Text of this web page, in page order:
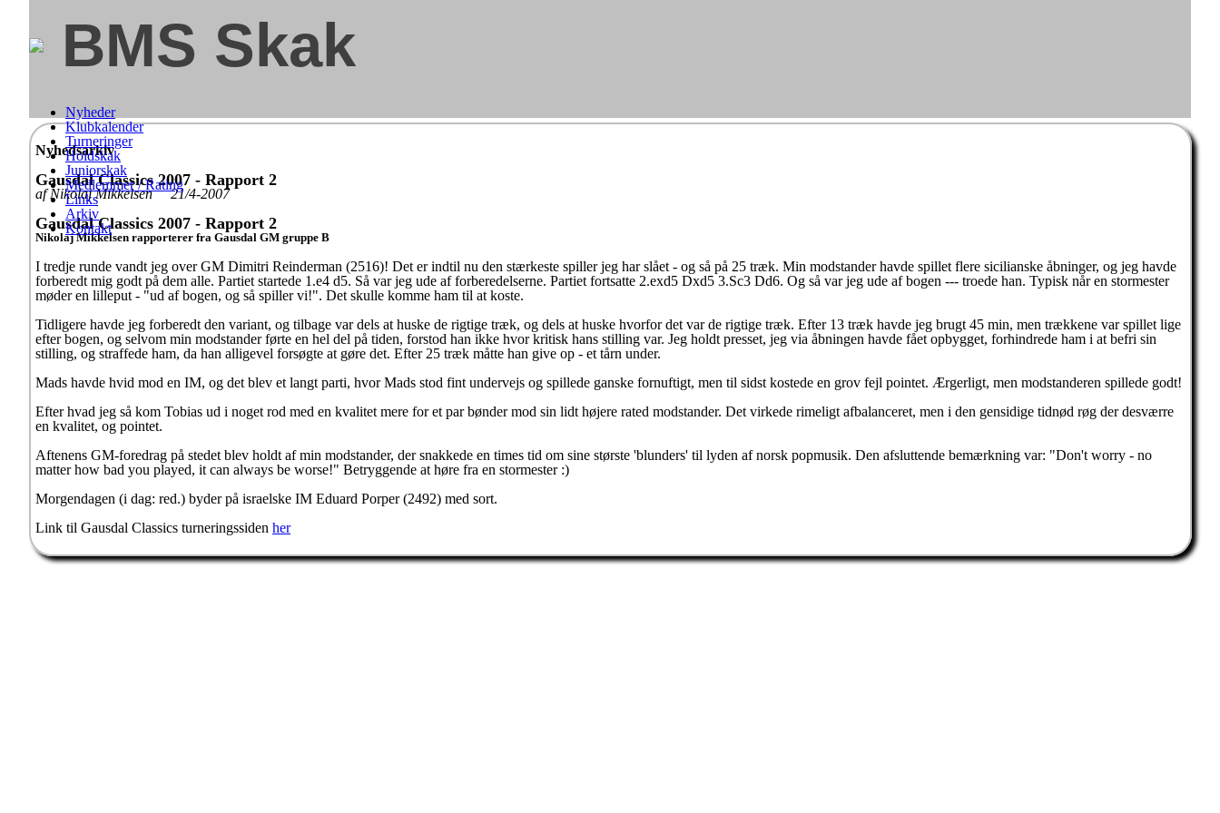
BMS Skak
Nyheder
Klubkalender
Turneringer
Holdskak
Juniorskak
Medlemmer / Rating
Links
Arkiv
Kontakt
Nyhedsarkiv
Gausdal Classics 2007 - Rapport 2
af Nikolaj Mikkelsen 21/4-2007
Gausdal Classics 2007 - Rapport 2
Nikolaj Mikkelsen rapporterer fra Gausdal GM gruppe B
I tredje runde vandt jeg over GM Dimitri Reinderman (2516)! Det er indtil nu den stærkeste spiller jeg har slået - og så på 25 træk. Min modstander havde spillet flere sicilianske åbninger, og jeg havde
forberedt mig godt på dem alle. Partiet startede 1.e4 d5. Så var jeg ude af forberedelserne. Partiet fortsatte 2.exd5 Dxd5 3.Sc3 Dd6. Og så var jeg ude af bogen --- troede han. Typisk når en stormester
møder en lilleput - "ud af bogen, og så spiller vi!". Det skulle komme ham til at koste.
Tidligere havde jeg forberedt den variant, og tilbage var dels at huske de rigtige træk, og dels at huske hvorfor det var de rigtige træk. Efter 13 træk havde jeg brugt 45 min, men trækkene var spillet lige
efter bogen, og selvom min modstander førte en hel del på tiden, forstod han ikke hvor kritisk hans stilling var. Jeg holdt presset, jeg via åbningen havde fået opbygget, forhindrede ham i at befri sin
stilling, og straffede ham, da han alligevel forsøgte at gøre det. Efter 25 træk måtte han give op - et tårn under.
Mads havde hvid mod en IM, og det blev et langt parti, hvor Mads stod fint undervejs og spillede ganske fornuftigt, men til sidst kostede en grov fejl pointet. Ærgerligt, men modstanderen spillede godt!
Efter hvad jeg så kom Tobias ud i noget rod med en kvalitet mere for et par bønder mod sin lidt højere rated modstander. Det virkede rimeligt afbalanceret, men i den gensidige tidnød røg der desværre
en kvalitet, og pointet.
Aftenens GM-foredrag på stedet blev holdt af min modstander, der snakkede en times tid om sine største 'blunders' til lyden af norsk popmusik. Den afsluttende bemærkning var: "Don't worry - no
matter how bad you played, it can always be worse!" Betryggende at høre fra en stormester :)
Morgendagen (i dag: red.) byder på israelske IM Eduard Porper (2492) med sort.
Link til Gausdal Classics turneringssiden her